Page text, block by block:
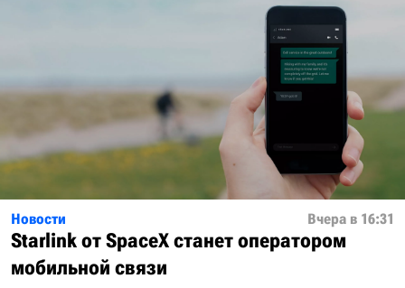
Новости Вчера в 16:31
Starlink от SpaceX станет оператором
мобильной связи